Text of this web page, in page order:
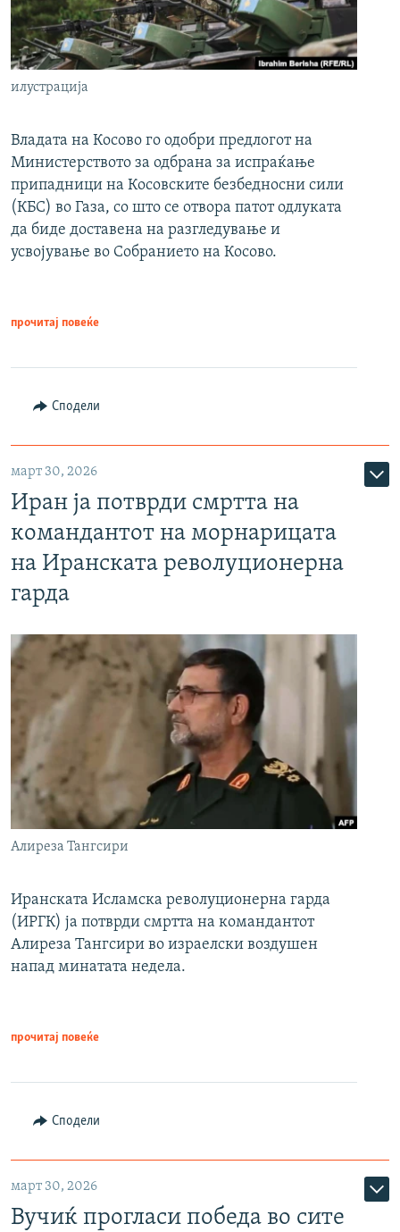
илустрација
Владата на Косово го одобри предлогот на
Министерството за одбрана за испраќање
припадници на Косовските безбедносни сили
(КБС) во Газа, со што се отвора патот одлуката
да биде доставена на разгледување и
усвојување во Собранието на Косово.
прочитај повеќе
Сподели
март 30, 2026
Иран ја потврди смртта на
командантот на морнарицата
на Иранската револуционерна
гарда
Алиреза Тангсири
Иранската Исламска револуционерна гарда
(ИРГК) ја потврди смртта на командантот
Алиреза Тангсири во израелски воздушен
напад минатата недела.
прочитај повеќе
Сподели
март 30, 2026
Вучиќ прогласи победа во сите